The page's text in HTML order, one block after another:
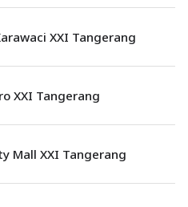
XXI Tangerang
XXI Tangerang
Mall XXI Tangerang